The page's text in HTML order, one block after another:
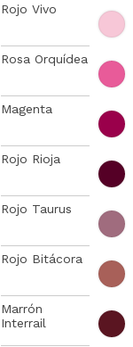
Rojo Vivo
Rosa Orquídea
Magenta
Rojo Rioja
Rojo Taurus
Rojo Bitácora
Marrón
Interrail